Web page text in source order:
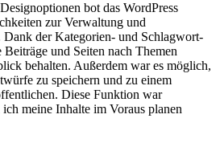
bot das WordPress
zur Verwaltung und
der Kategorien- und Schlagwort-
und Seiten nach Themen
behalten. Außerdem war es möglich,
zu speichern und zu einem
Diese Funktion war
meine Inhalte im Voraus planen